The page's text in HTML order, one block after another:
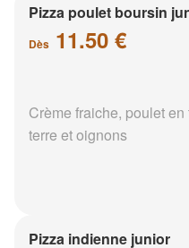
Pizza poulet boursin
Dès 11.50 €
Crème fraiche, poulet
terre et oignons
Pizza indienne junior